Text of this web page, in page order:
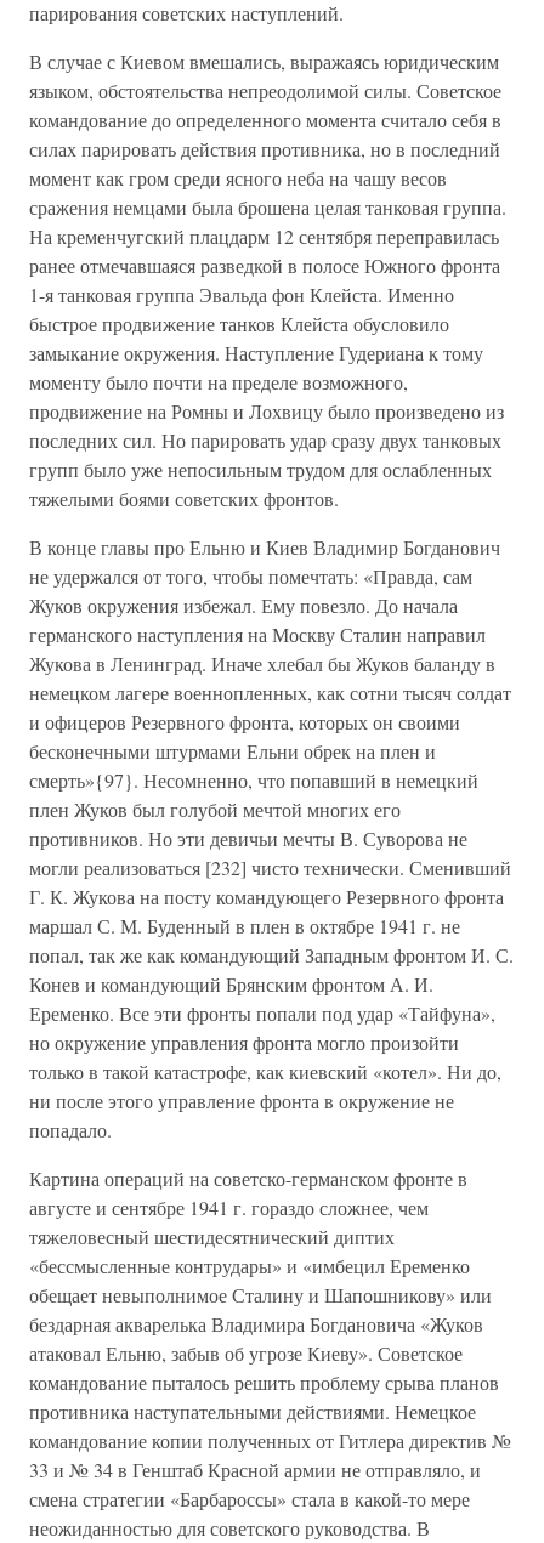
парирования советских наступлений.
В случае с Киевом вмешались, выражаясь юридическим
языком, обстоятельства непреодолимой силы. Советское
командование до определенного момента считало себя в
силах парировать действия противника, но в последний
момент как гром среди ясного неба на чашу весов
сражения немцами была брошена целая танковая группа.
На кременчугский плацдарм 12 сентября переправилась
ранее отмечавшаяся разведкой в полосе Южного фронта
1-я танковая группа Эвальда фон Клейста. Именно
быстрое продвижение танков Клейста обусловило
замыкание окружения. Наступление Гудериана к тому
моменту было почти на пределе возможного,
продвижение на Ромны и Лохвицу было произведено из
последних сил. Но парировать удар сразу двух танковых
групп было уже непосильным трудом для ослабленных
тяжелыми боями советских фронтов.
В конце главы про Ельню и Киев Владимир Богданович
не удержался от того, чтобы помечтать: «Правда, сам
Жуков окружения избежал. Ему повезло. До начала
германского наступления на Москву Сталин направил
Жукова в Ленинград. Иначе хлебал бы Жуков баланду в
немецком лагере военнопленных, как сотни тысяч солдат
и офицеров Резервного фронта, которых он своими
бесконечными штурмами Ельни обрек на плен и
смерть»{97}. Несомненно, что попавший в немецкий
плен Жуков был голубой мечтой многих его
противников. Но эти девичьи мечты В. Суворова не
могли реализоваться [232] чисто технически. Сменивший
Г. К. Жукова на посту командующего Резервного фронта
маршал С. М. Буденный в плен в октябре 1941 г. не
попал, так же как командующий Западным фронтом И. С.
Конев и командующий Брянским фронтом А. И.
Еременко. Все эти фронты попали под удар «Тайфуна»,
но окружение управления фронта могло произойти
только в такой катастрофе, как киевский «котел». Ни до,
ни после этого управление фронта в окружение не
попадало.
Картина операций на советско-германском фронте в
августе и сентябре 1941 г. гораздо сложнее, чем
тяжеловесный шестидесятнический диптих
«бессмысленные контрудары» и «имбецил Еременко
обещает невыполнимое Сталину и Шапошникову» или
бездарная акварелька Владимира Богдановича «Жуков
атаковал Ельню, забыв об угрозе Киеву». Советское
командование пыталось решить проблему срыва планов
противника наступательными действиями. Немецкое
командование копии полученных от Гитлера директив №
33 и № 34 в Генштаб Красной армии не отправляло, и
смена стратегии «Барбароссы» стала в какой-то мере
неожиданностью для советского руководства. В